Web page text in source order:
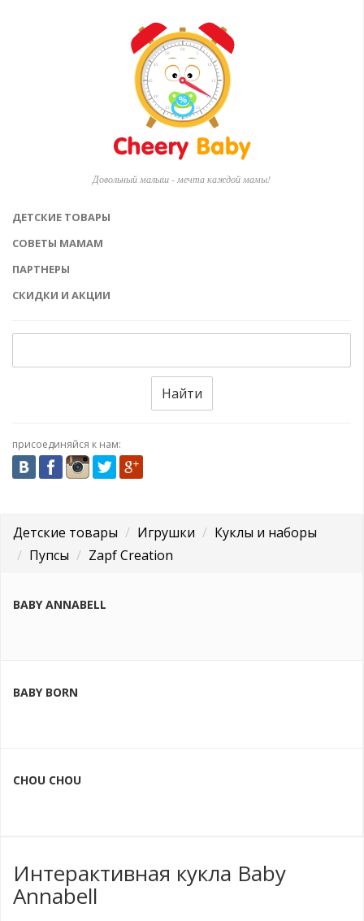
Довольный малыш - мечта каждой мамы!
ДЕТСКИЕ ТОВАРЫ
СОВЕТЫ МАМАМ
ПАРТНЕРЫ
СКИДКИ И АКЦИИ
Найти
присоединяйся к нам:
Детские товары Игрушки
Куклы и наборы
Пупсы
Zapf Creation
BABY ANNABELL
BABY BORN
CHOU CHOU
Интерактивная кукла Baby
Annabell